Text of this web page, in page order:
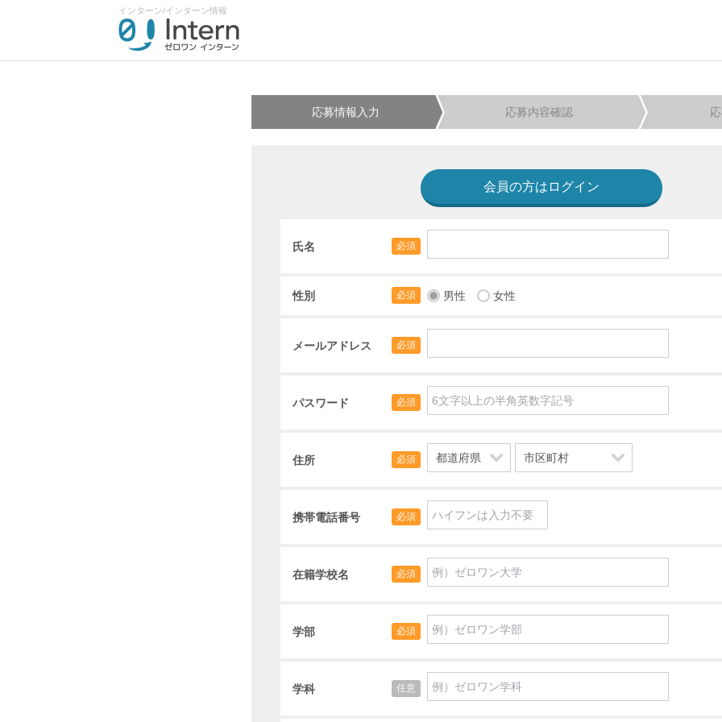
インターン/インターン情報
応募情報入力 応募内容確認
会員の方はログイン
氏名 必須
性別 必須 男性 女性
メールアドレス 必須
パスワード 必須
住所 必須
携帯電話番号 必須
在籍学校名 必須
学部 必須
学科 任意